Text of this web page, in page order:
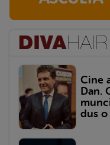
Cine
Dan.
dus o